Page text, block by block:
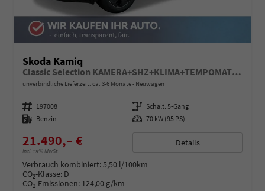
Skoda Kamiq
Classic Selection KAMERA+SHZ+KLIMA+TEMPOMAT+LED+16" LM
unverbindliche Lieferzeit: ca. 3-6 Monate Neuwagen
Fahrzeugnummer 197008 Getriebe Schalt. 5-Gang
Kraftstoff Benzin Leistung 70 kW (95 PS)
21.490,– €
incl. 19% MwSt.
Details
Verbrauch kombiniert:5,50 l/100km
CO2-Klasse: D
CO2-Emissionen: 124,00 g/km